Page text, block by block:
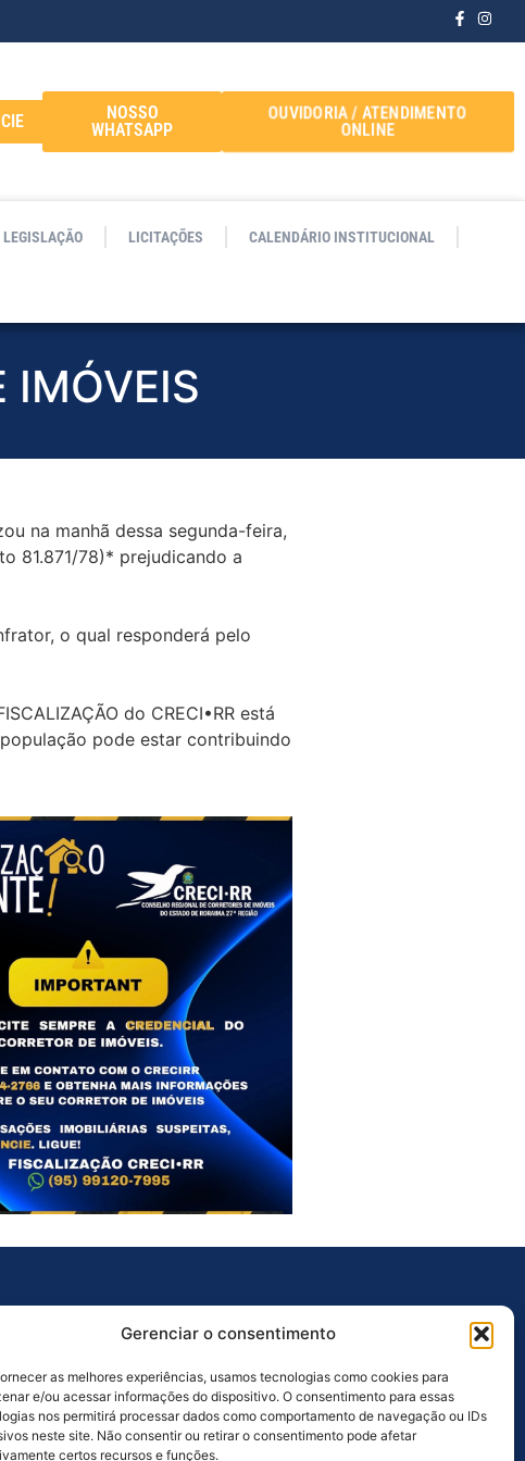
Gerenciar o consentimento
as melhores experiências, usamos tecnologias como cookies para
e/ou acessar informações do dispositivo. O consentimento para essas
nos permitirá processar dados como comportamento de navegação ou IDs
neste site. Não consentir ou retirar o consentimento pode afetar
certos recursos e funções.
NOSSO
WHATSAPP
OUVIDORIA / ATENDIMENTO
ONLINE
LEGISLAÇÃO LICITAÇÕES CALENDÁRIO INSTITUCIONAL
IMÓVEIS
na manhã dessa segunda-feira,
81.871/78)* prejudicando a
o qual responderá pelo
do CRECI•RR está
pode estar contribuindo
Ouvidoria
Licitações
Galeria de Fotos